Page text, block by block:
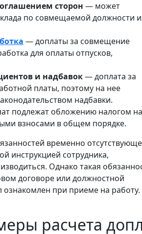
сторон — может
по совмещаемой должности
— доплаты за совмещение
для оплаты отпусков,
и надбавок— доплата за
платы, поэтому на нее
надбавки.
подлежат обложению налогом на
взносами в общем порядке.
временно
инструкцией сотрудника,
Однако такая
договоре или должностной
при приеме на работу.
расчета